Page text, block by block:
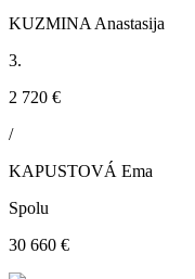
KUZMINA Anastasija
3.
2 720 €
/
KAPUSTOVÁ Ema
Spolu
30 660 €